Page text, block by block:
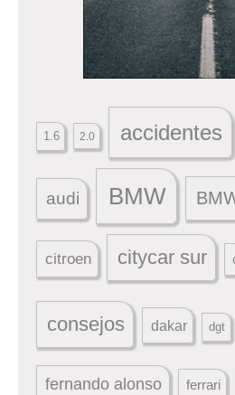
1.6 2.0 accidentes
audi BMW
citroen citycar sur
consejos dakar dgt
fernando alonso ferrari